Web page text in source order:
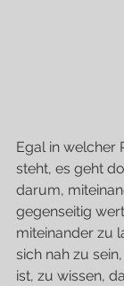
Egal in welcher
steht, es geht
darum,
gegenseitig
miteinander zu
sich nah zu
ist, zu wissen,